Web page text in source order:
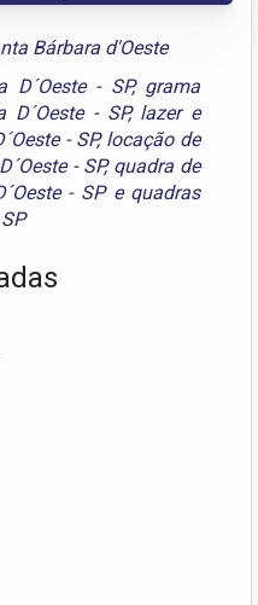
Bárbara d'Oeste
D´Oeste - SP, grama
- SP, lazer e
- SP, locação de
- SP, quadra de
- SPe quadras